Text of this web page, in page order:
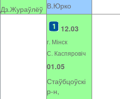
Дз.Жураўлёў В.Юрко
12.03
г. Мінск
С. Каспяровіч
01.05
Стаўбцоўскі
р-н,